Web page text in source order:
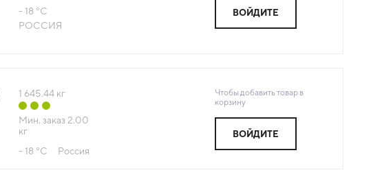
- 18 °С
РОССИЯ
ВОЙДИТЕ
1 645.44кг
Мин. заказ 2.00
кг
- 18 °С
Россия
Чтобы добавить товар в
корзину
ВОЙДИТЕ